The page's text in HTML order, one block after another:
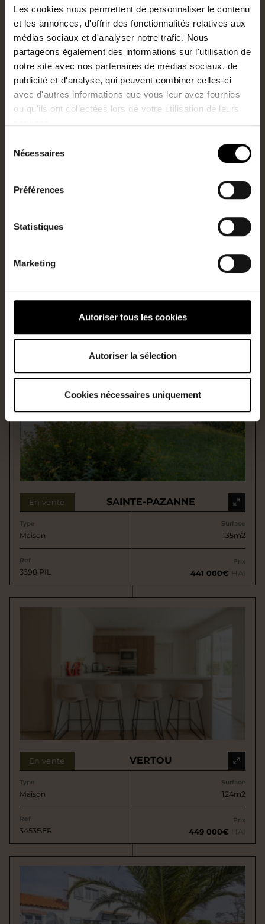
Les cookies nous permettent de personnaliser le contenu
et les annonces, d'offrir des fonctionnalités relatives aux
médias sociaux et d'analyser notre trafic. Nous
partageons également des informations sur l'utilisation de
notre site avec nos partenaires de médias sociaux, de
publicité et d'analyse, qui peuvent combiner celles-ci
avec d'autres informations que vous leur avez fournies
ou qu'ils ont collectées lors de votre utilisation de leurs
Nécessaires
Préférences
Statistiques
Marketing
Autoriser tous les cookies
Autoriser la sélection
Cookies nécessaires uniquement
Surface
Ref
3388DAV 497 560€ HAI
Type Surface
150m2
Ref Prix
En vente SAINTE-PAZANNE
Type
Maison
Surface
135m2
Ref
3398 PIL
Prix
441 000€ HAI
En vente VERTOU
Type
Maison
Surface
124m2
Ref
3453BER
Prix
449 000€ HAI